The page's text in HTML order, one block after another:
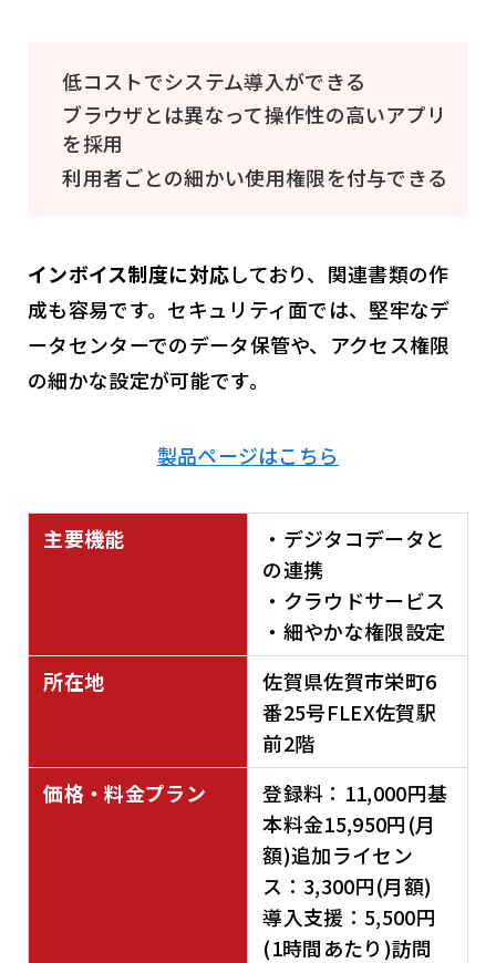
低コストでシステム導入ができる
ブラウザとは異なって操作性の高いアプリ
を採用
利用者ごとの細かい使用権限を付与できる
インボイス制度に対応しており、関連書類の作
成も容易です。セキュリティ面では、堅牢なデ
ータセンターでのデータ保管や、アクセス権限
の細かな設定が可能です。
製品ページはこちら
主要機能
・デジタコデータと
の連携
・クラウドサービス
・細やかな権限設定
所在地
佐賀県佐賀市栄町6
番25号FLEX佐賀駅
前2階
価格・料金プラン
登録料：11,000円基
本料金15,950円(月
額)追加ライセン
ス：3,300円(月額)
導入支援：5,500円
(1時間あたり)訪問